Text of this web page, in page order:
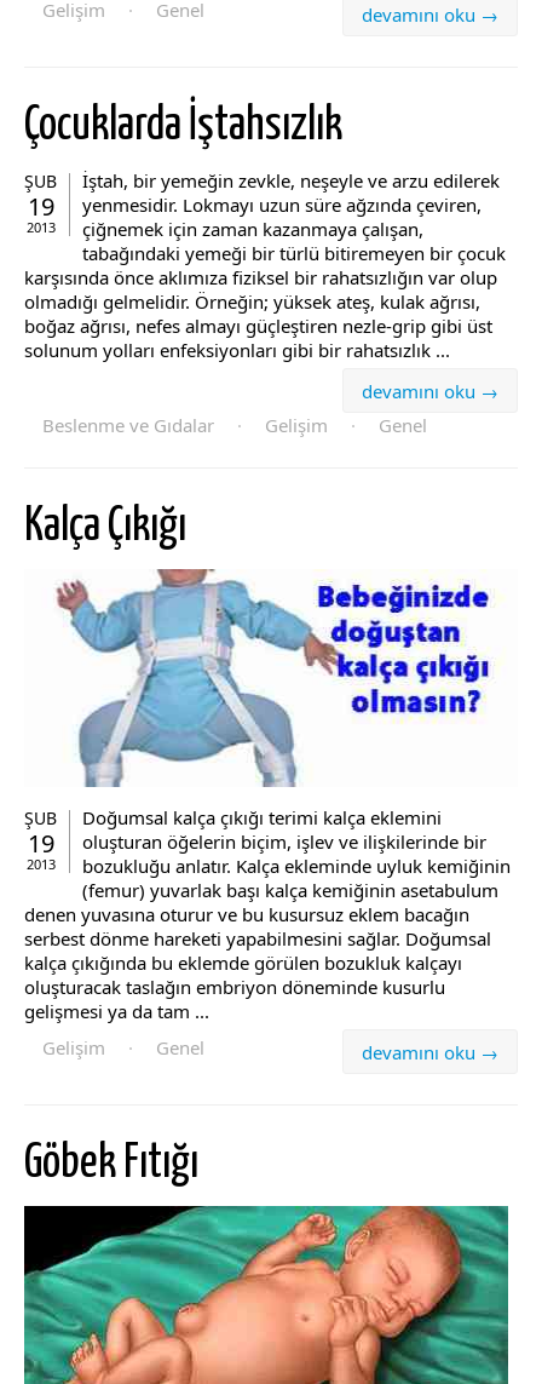
devamını oku →
Gelişim · Genel
Çocuklarda İştahsızlık
ŞUB
19
2013
İştah, bir yemeğin zevkle, neşeyle ve arzu edilerek
yenmesidir. Lokmayı uzun süre ağzında çeviren,
çiğnemek için zaman kazanmaya çalışan,
tabağındaki yemeği bir türlü bitiremeyen bir çocuk
karşısında önce aklımıza fiziksel bir rahatsızlığın var olup
olmadığı gelmelidir. Örneğin; yüksek ateş, kulak ağrısı,
boğaz ağrısı, nefes almayı güçleştiren nezle-grip gibi üst
solunum yolları enfeksiyonları gibi bir rahatsızlık ...
devamını oku →
Beslenme ve Gıdalar
· Gelişim · Genel
Kalça Çıkığı
ŞUB
19
2013
Doğumsal kalça çıkığı terimi kalça eklemini
oluşturan öğelerin biçim, işlev ve ilişkilerinde bir
bozukluğu anlatır. Kalça ekleminde uyluk kemiğinin
(femur) yuvarlak başı kalça kemiğinin asetabulum
denen yuvasına oturur ve bu kusursuz eklem bacağın
serbest dönme hareketi yapabilmesini sağlar. Doğumsal
kalça çıkığında bu eklemde görülen bozukluk kalçayı
oluşturacak taslağın embriyon döneminde kusurlu
gelişmesi ya da tam ...
devamını oku →
Gelişim · Genel
Göbek Fıtığı